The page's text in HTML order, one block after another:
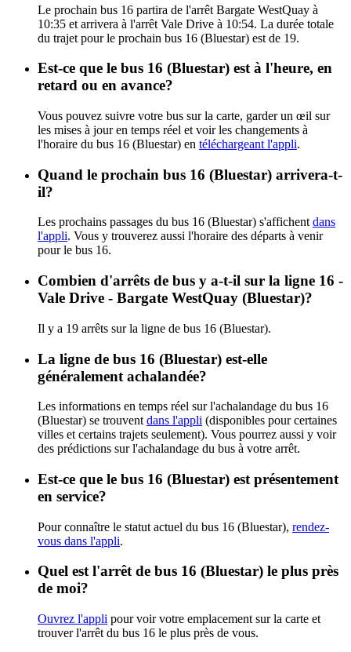
Le prochain bus 16 partira de l'arrêt Bargate WestQuay à
10:35 et arrivera à l'arrêt Vale Drive à 10:54. La durée totale
du trajet pour le prochain bus 16 (Bluestar) est de 19.
Est-ce que le bus 16 (Bluestar) est à l'heure, en
retard ou en avance?
Vous pouvez suivre votre bus sur la carte, garder un œil sur
les mises à jour en temps réel et voir les changements à
l'horaire du bus 16 (Bluestar) en téléchargeant l'appli.
Quand le prochain bus 16 (Bluestar) arrivera-t-
il?
Les prochains passages du bus 16 (Bluestar) s'affichent dans
l'appli. Vous y trouverez aussi l'horaire des départs à venir
pour le bus 16.
Combien d'arrêts de bus y a-t-il sur la ligne 16 -
Vale Drive - Bargate WestQuay (Bluestar)?
Il y a 19 arrêts sur la ligne de bus 16 (Bluestar).
La ligne de bus 16 (Bluestar) est-elle
généralement achalandée?
Les informations en temps réel sur l'achalandage du bus 16
(Bluestar) se trouvent dans l'appli (disponibles pour certaines
villes et certains trajets seulement). Vous pourrez aussi y voir
des prédictions sur l'achalandage du bus à votre arrêt.
Est-ce que le bus 16 (Bluestar) est présentement
en service?
Pour connaître le statut actuel du bus 16 (Bluestar), rendez-
vous dans l'appli.
Quel est l'arrêt de bus 16 (Bluestar) le plus près
de moi?
Ouvrez l'appli pour voir votre emplacement sur la carte et
trouver l'arrêt du bus 16 le plus près de vous.